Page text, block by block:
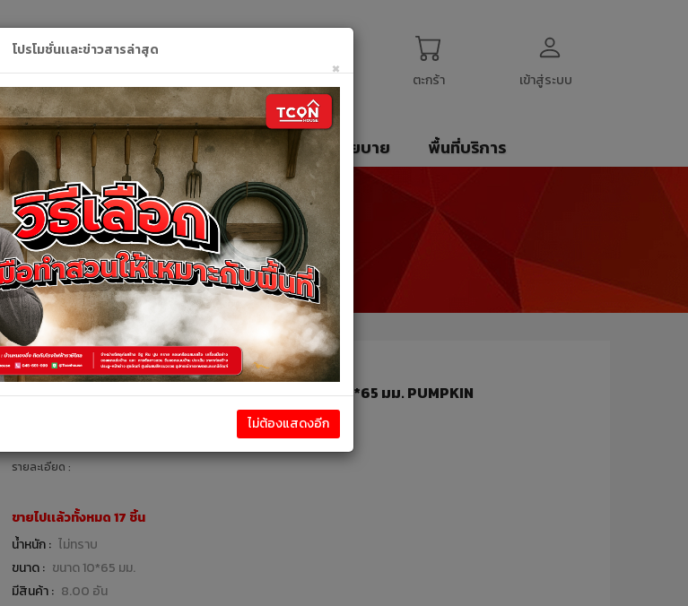
เข้าสู่ระบบ
ตะกร้า
คูปอง บริการของเรา ติดต่อเรา นโยบาย พื้นที่บริการ
รายละเอียดสินค้า
รายละเอียดสินค้า
ดอกบ็อกซ์ลมแม่เหล็กCR-V (เดี่ยว) #61083 ขนาด 10*65 มม. PUMPKIN
เครื่องมือช่าง / อุปกรณ์ก่อสร้าง : แบรนด์ PUMPKIN
รายละเอียด :
ขายไปเเล้วทั้งหมด 17 ชิ้น
น้ำหนัก : ไม่ทราบ
ขนาด : ขนาด 10*65 มม.
มีสินค้า : 8.00 อัน
โปรโมชั่นเเละข่าวสารล่าสุด
×
ไม่ต้องแสดงอีก